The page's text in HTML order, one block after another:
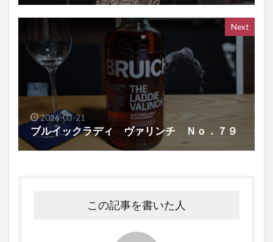
Next
2026-03-21
ブルイックラディ ヴァリンチ Ｎｏ．７９
この記事を書いた人